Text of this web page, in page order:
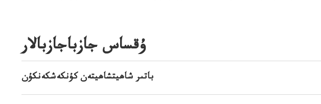
ۇقساس جازباجازبالار
باتىر شاھيتشاھيتەن كۇنكەشكەنكۇن